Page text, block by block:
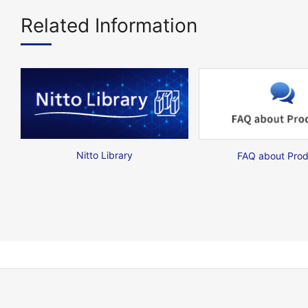
Related Information
Nitto Library FAQ about